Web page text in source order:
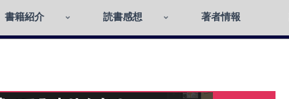
書籍紹介 読書感想 著者情報